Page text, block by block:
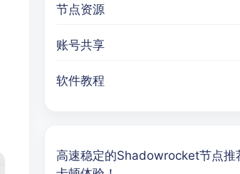
节点资源
账号共享
软件教程
高速稳定的Shadowrocket节点推